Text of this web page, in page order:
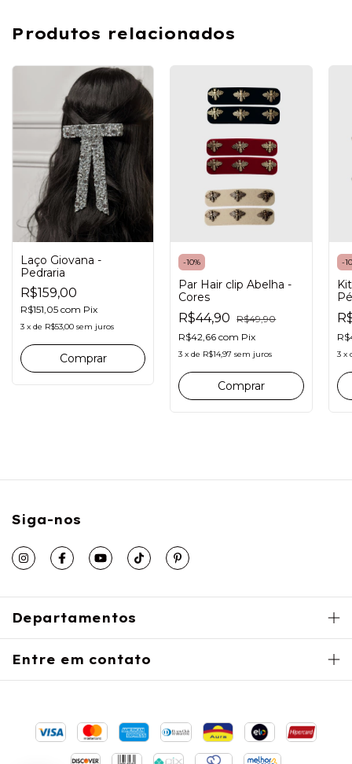
Produtos relacionados
Laço Giovana -
Pedraria
R$159,00
R$151,05 com Pix
3 x de R$53,00 sem juros
Comprar
-10%
Par Hair clip Abelha -
Cores
R$44,90
R$49,90
R$42,66com Pix
3 xde R$14,97 sem juros
Comprar
-10
3 x
Siga-nos
Departamentos
Entre em contato